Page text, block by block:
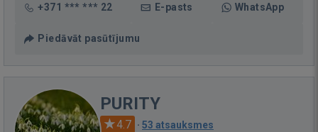
+371 *** *** 22 E-pasts WhatsApp
Piedāvāt pasūtījumu
PURITY
4.7 · 53 atsauksmes